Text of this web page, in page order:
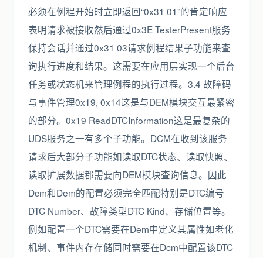
必须在例程开始时立即返回“0x31 01”的肯定响应
表明请求被接收然后通过0x3E TesterPresent服务
保持会话并通过0x31 03请求例程结果子功能来查
询执行进度和结果。这需要在应用层实现一个后台
任务或状态机来管理例程的执行过程。3.4 故障码
与事件管理0x19, 0x14这是与DEM模块交互最紧密
的部分。0x19 ReadDTCInformation这是最复杂的
UDS服务之一有多个子功能。DCM在收到该服务
请求后大部分子功能如读取DTC状态、读取快照、
读取扩展数据都需要向DEM模块查询信息。因此
Dcm和Dem的配置必须完全匹配特别是DTC编号
DTC Number、故障类型DTC Kind、存储位置等。
例如配置一个DTC需要在Dem中定义其属性如老化
机制、事件内存存储同时需要在Dcm中配置该DTC